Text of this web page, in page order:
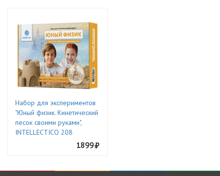
Набор для экспериментов
"Юный физик. Кинетический
песок своими руками",
INTELLECTICO 208
1899